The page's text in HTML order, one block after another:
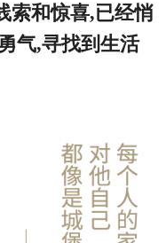
索和惊喜,已经悄
气,寻找到生活